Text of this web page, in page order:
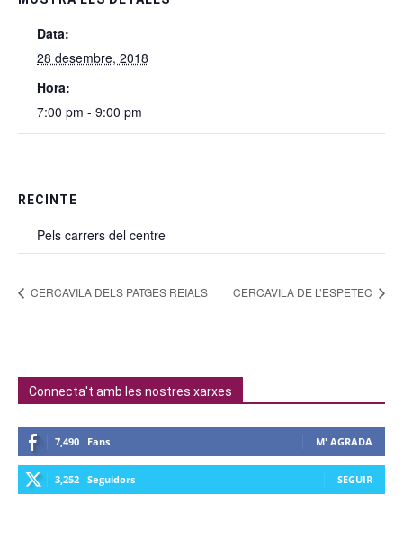
Data:
28 desembre, 2018
Hora:
7:00 pm - 9:00 pm
RECINTE
Pels carrers del centre
CERCAVILA DELS PATGES REIALS CERCAVILA DE L’ESPETEC
Connecta't amb les nostres xarxes
7,490 Fans M' AGRADA
3,252 Seguidors SEGUIR